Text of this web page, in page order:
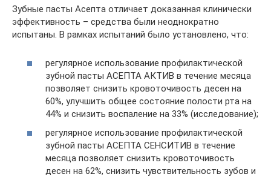
Зубные пасты Асепта отличает доказанная клинически
эффективность – средства были неоднократно
испытаны. В рамках испытаний было установлено, что:
регулярное использование профилактической
зубной пасты АСЕПТА АКТИВ в течение месяца
позволяет снизить кровоточивость десен на
60%, улучшить общее состояние полости рта на
44% и снизить воспаление на 33% (исследование);
регулярное использование профилактической
зубной пасты АСЕПТА СЕНСИТИВ в течение
месяца позволяет снизить кровоточивость
десен на 62%, снизить чувствительность зубов и